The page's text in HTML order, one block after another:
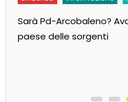
Andiamo al governo per